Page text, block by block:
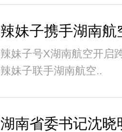
辣妹子号X湖南航空开启
辣妹子联手湖南航空..